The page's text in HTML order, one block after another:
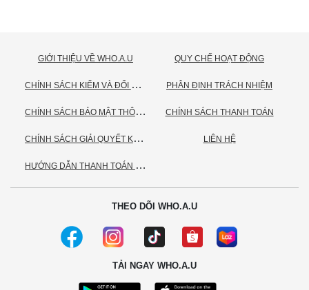
GIỚI THIỆU VỀ WHO.A.U
C
HÍNH SÁCH KIỂM VÀ ĐỔI TRẢ HÀNG
C
HÍNH SÁCH BẢO MẬT THÔNG TIN CÁ NHÂN
C
HÍNH SÁCH GIẢI QUYẾT KHIẾU NẠI
H
ƯỚNG DẪN THANH TOÁN VNPAY
QUY CHẾ HOẠT ĐỘNG
PHÂN ĐỊNH TRÁCH NHIỆM
CHÍNH SÁCH THANH TOÁN
LIÊN HỆ
THEO DÕI WHO.A.U
TẢI NGAY WHO.A.U